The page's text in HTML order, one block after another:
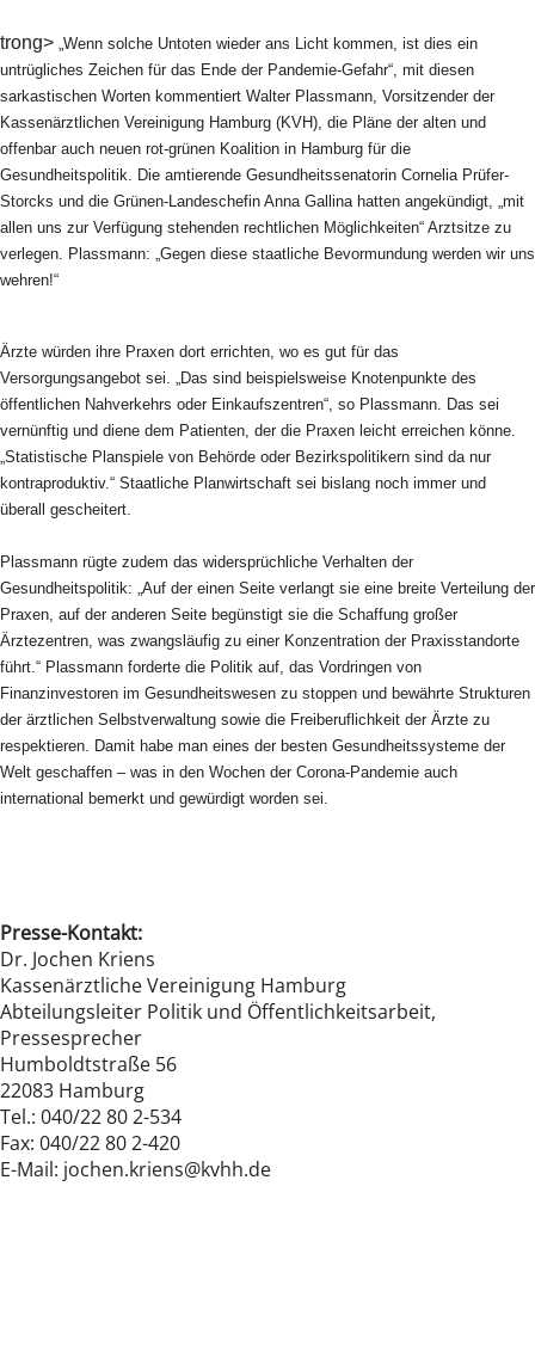
trong> „Wenn solche Untoten wieder ans Licht kommen, ist dies ein
untrügliches Zeichen für das Ende der Pandemie-Gefahr“, mit diesen
sarkastischen Worten kommentiert Walter Plassmann, Vorsitzender der
Kassenärztlichen Vereinigung Hamburg (KVH), die Pläne der alten und
offenbar auch neuen rot-grünen Koalition in Hamburg für die
Gesundheitspolitik. Die amtierende Gesundheitssenatorin Cornelia Prüfer-
Storcks und die Grünen-Landeschefin Anna Gallina hatten angekündigt, „mit
allen uns zur Verfügung stehenden rechtlichen Möglichkeiten“ Arztsitze zu
verlegen. Plassmann: „Gegen diese staatliche Bevormundung werden wir uns
wehren!“
Ärzte würden ihre Praxen dort errichten, wo es gut für das
Versorgungsangebot sei. „Das sind beispielsweise Knotenpunkte des
öffentlichen Nahverkehrs oder Einkaufszentren“, so Plassmann. Das sei
vernünftig und diene dem Patienten, der die Praxen leicht erreichen könne.
„Statistische Planspiele von Behörde oder Bezirkspolitikern sind da nur
kontraproduktiv.“ Staatliche Planwirtschaft sei bislang noch immer und
überall gescheitert.
Plassmann rügte zudem das widersprüchliche Verhalten der
Gesundheitspolitik: „Auf der einen Seite verlangt sie eine breite Verteilung der
Praxen, auf der anderen Seite begünstigt sie die Schaffung großer
Ärztezentren, was zwangsläufig zu einer Konzentration der Praxisstandorte
führt.“ Plassmann forderte die Politik auf, das Vordringen von
Finanzinvestoren im Gesundheitswesen zu stoppen und bewährte Strukturen
der ärztlichen Selbstverwaltung sowie die Freiberuflichkeit der Ärzte zu
respektieren. Damit habe man eines der besten Gesundheitssysteme der
Welt geschaffen – was in den Wochen der Corona-Pandemie auch
international bemerkt und gewürdigt worden sei.
Presse-Kontakt:
Dr. Jochen Kriens
Kassenärztliche Vereinigung Hamburg
Abteilungsleiter Politik und Öffentlichkeitsarbeit,
Pressesprecher
Humboldtstraße 56
22083 Hamburg
Tel.: 040/22 80 2-534
Fax: 040/22 80 2-420
E-Mail: jochen.kriens@kvhh.de